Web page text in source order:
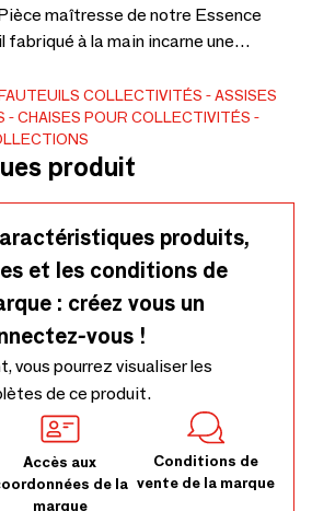
maîtresse de notre Essence
à la main incarne une
design déconstruit
pour les intérieurs résidentiels de
d'hôtellerie (hospitality) haut de
qualité contract met en valeur un
Il est entièrement
votre esthétique en
premium, cuirs fins, jutes
Nous proposons également
(COM). Adaptez la structure en
sur mesure, ainsi que los
d'assise.
COLLECTIVITÉS
ASSISES
CHAISES POUR COLLECTIVITÉS
produit
produits,
et les conditions de
: créez vous un
vous !
vous pourrez visualiser les
de ce produit.
Accès aux
de la
marque
Conditions de
vente de la marque